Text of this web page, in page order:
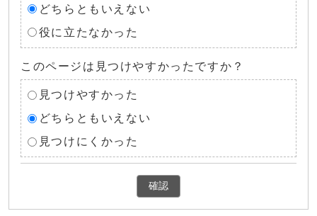
どちらともいえない
役に立たなかった
このページは見つけやすかったですか？
見つけやすかった
どちらともいえない
見つけにくかった
確認